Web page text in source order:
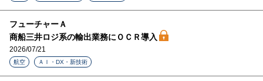
フューチャーＡ
商船三井ロジ系の輸出業務にＯＣＲ導入
2026/07/21
航空 ＡＩ・DX・新技術